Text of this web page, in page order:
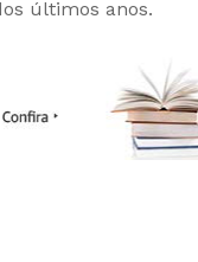
últimos anos.